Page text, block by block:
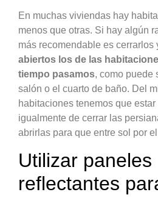
En muchas viviendas hay
menos que otras. Si hay algún
más recomendable es cerrarlos
abiertos los de las
tiempo pasamos, como puede
salón o el cuarto de baño. Del
habitaciones tenemos que
igualmente de cerrar las
abrirlas para que entre sol por
Utilizar paneles
reflectantes